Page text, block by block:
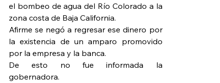
el bombeo de agua del Río Colorado a la
zona costa de Baja California.
Afirme se negó a regresar ese dinero por
la existencia de un amparo promovido
por la empresa y la banca.
De esto no fue informada la
gobernadora.